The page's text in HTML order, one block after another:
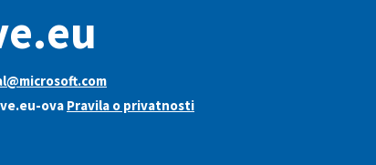
ova Pravila o privatnosti